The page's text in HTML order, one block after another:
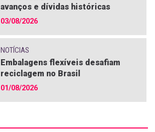
avanços e dívidas históricas
03/08/2026
NOTÍCIAS
Embalagens flexíveis desafiam
reciclagem no Brasil
01/08/2026